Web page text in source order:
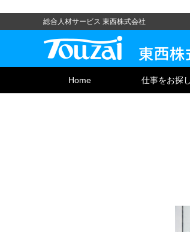
総合人材サービス 東西株式会社
Home 仕事をお探